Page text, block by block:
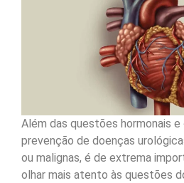
Além das questões hormonais e
prevenção de doenças
ou malignas, é de extrema
olhar mais atento às questões